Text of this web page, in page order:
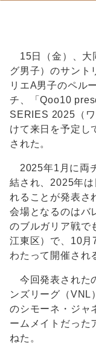
15日（金）、大
グ男子）のサント
リエA男子のペル
チ、「Qoo10
SERIES 2025（
けて来日を予定し
された。
2025年1月に両
結され、2025年
れることが発表さ
会場となるのはバ
のブルガリア戦で
江東区）で、10月
わたって開催され
今回発表された
ンズリーグ（VNL
のシモーネ・ジャ
ームメイトだった
ねた。